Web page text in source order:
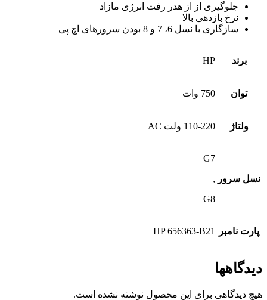
جلوگیری از از هدر رفت انرژی مازاد
نرخ بازدهی بالا
سازگاری با نسل 6، 7 و 8 بودن سرورهای اچ پی
برند HP
توان 750 وات
ولتاژ 110-220 ولت AC
نسل سرور
G7
,
G8
پارت نامبر HP 656363-B21
دیدگاهها
هیچ دیدگاهی برای این محصول نوشته نشده است.